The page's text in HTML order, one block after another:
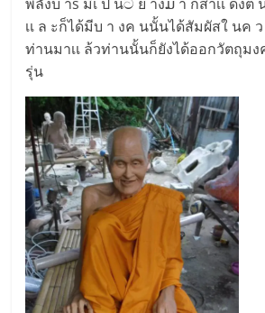
เเ ล ะก็ได้มีบ า งค นนั้นได้สัมผัสใ นค
ท่านมาเเ ล้วท่านนั้นก็ยังได้ออกวัตถุม
รุ่น